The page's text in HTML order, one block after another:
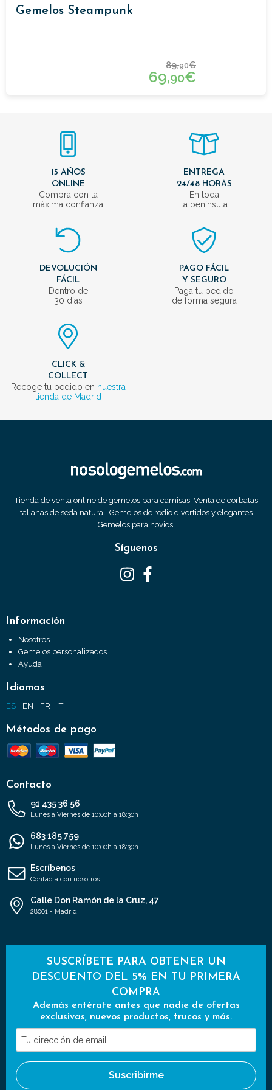
Gemelos Steampunk
89,90€
69,90€
15 AÑOS
ONLINE
Compra con la
máxima confianza
ENTREGA
24/48 HORAS
En toda
la península
DEVOLUCIÓN
FÁCIL
Dentro de
30 días
PAGO FÁCIL
Y SEGURO
Paga tu pedido
de forma segura
CLICK &
COLLECT
Recoge tu pedido en nuestra
tienda de Madrid
Tienda de venta online de gemelos para camisas. Venta de corbatas
italianas de seda natural. Gemelos de rodio divertidos y elegantes.
Gemelos para novios.
Síguenos
Información
Nosotros
Gemelos personalizados
Ayuda
Idiomas
ES EN FR IT
Métodos de pago
Contacto
91 435 36 56
Lunes a Viernes de 10:00h a 18:30h
683 185 759
Lunes a Viernes de 10:00h a 18:30h
Escríbenos
Contacta con nosotros
Calle Don Ramón de la Cruz, 47
28001 - Madrid
SUSCRÍBETE PARA OBTENER UN
DESCUENTO DEL 5% EN TU PRIMERA
COMPRA
Además entérate antes que nadie de ofertas
exclusivas, nuevos productos, trucos y más.
Tu
dirección
de
email
Suscribirme